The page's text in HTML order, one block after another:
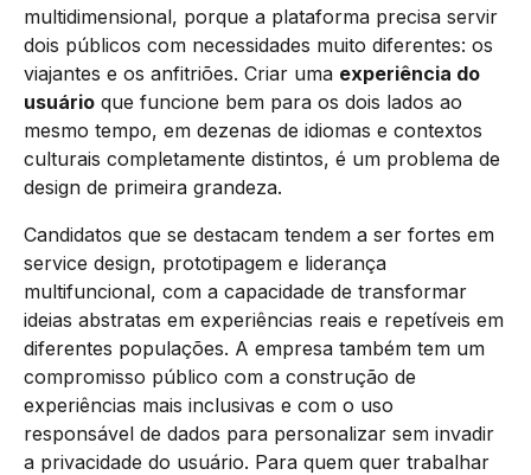
multidimensional, porque a plataforma precisa servir
dois públicos com necessidades muito diferentes: os
viajantes e os anfitriões. Criar uma experiência do
usuário que funcione bem para os dois lados ao
mesmo tempo, em dezenas de idiomas e contextos
culturais completamente distintos, é um problema de
design de primeira grandeza.
Candidatos que se destacam tendem a ser fortes em
service design, prototipagem e liderança
multifuncional, com a capacidade de transformar
ideias abstratas em experiências reais e repetíveis em
diferentes populações. A empresa também tem um
compromisso público com a construção de
experiências mais inclusivas e com o uso
responsável de dados para personalizar sem invadir
a privacidade do usuário. Para quem quer trabalhar